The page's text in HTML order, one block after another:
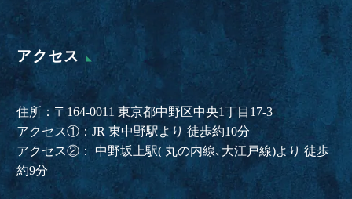
アクセス
住所：〒164-0011 東京都中野区中央1丁目17-3
アクセス①：JR 東中野駅より 徒歩約10分
アクセス②： 中野坂上駅( 丸の内線､大江戸線)より 徒歩
約9分